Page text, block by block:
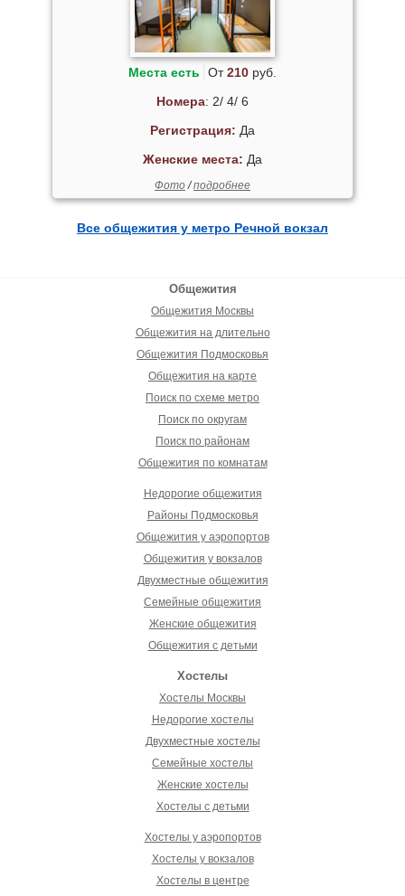
Места есть От210руб.
Номера: 2/ 4/ 6
Регистрация: Да
Женские места: Да
Фото/подробнее
Все общежития у метро Речной вокзал
Общежития
Общежития Москвы
Общежития на длительно
Общежития Подмосковья
Общежития на карте
Поиск по схеме метро
Поиск по округам
Поиск по районам
Общежития по комнатам
Недорогие общежития
Районы Подмосковья
Общежития у аэропортов
Общежития у вокзалов
Двухместные общежития
Семейные общежития
Женские общежития
Общежития с детьми
Хостелы
Хостелы Москвы
Недорогие хостелы
Двухместные хостелы
Семейные хостелы
Женские хостелы
Хостелы с детьми
Хостелы у аэропортов
Хостелы у вокзалов
Хостелы в центре